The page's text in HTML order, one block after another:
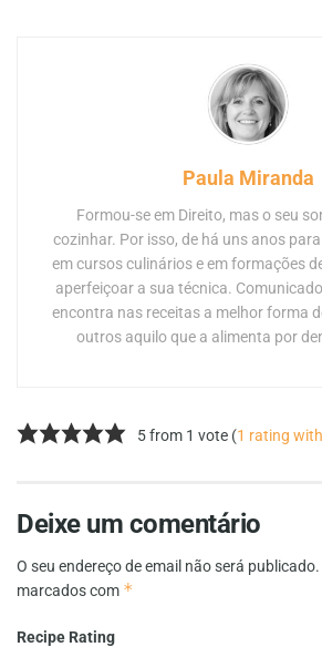
Paula Miranda
Formou-se em Direito, mas o seu
cozinhar. Por isso, de há uns anos
em cursos culinários e em formações
aperfeiçoar a sua técnica.
encontra nas receitas a melhor forma
outros aquilo que a alimenta por
5 from 1 vote (1 rating
Deixe um comentário
O seu endereço de email não será publicado.
marcados com *
Recipe Rating